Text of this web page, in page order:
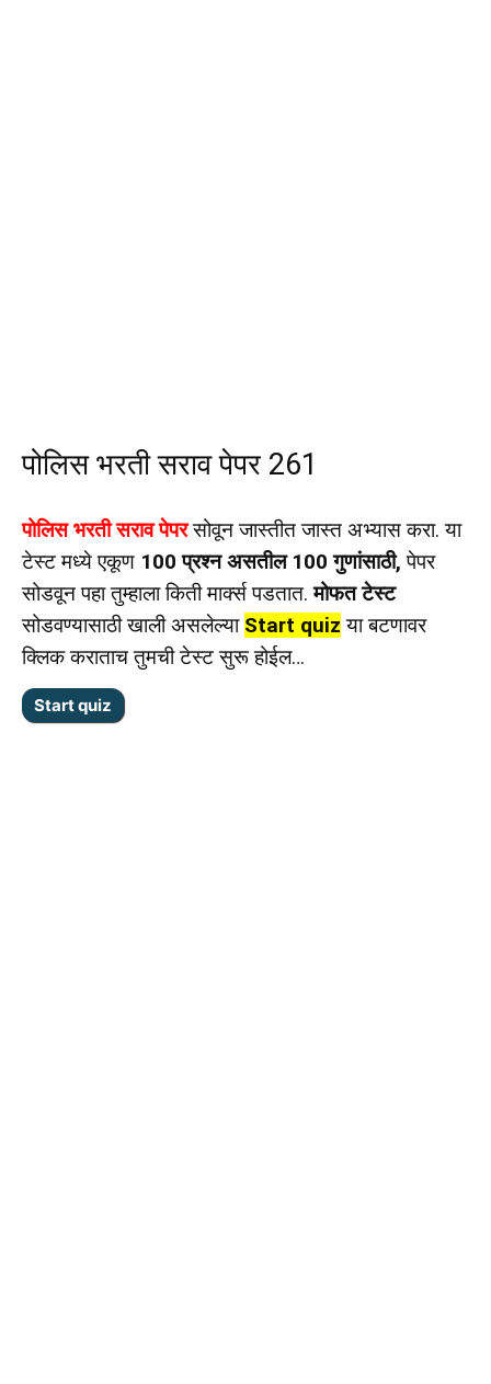
पोलिस भरती सराव पेपर 261
पोलिस भरती सराव पेपरसोवून जास्तीत जास्त अभ्यास करा. या
टेस्ट मध्ये एकूण 100 प्रश्न असतील 100 गुणांसाठी, पेपर
सोडवून पहा तुम्हाला किती मार्क्स पडतात.मोफत टेस्ट
सोडवण्यासाठी खाली असलेल्या Start quiz या बटणावर
क्लिक कराताच तुमची टेस्ट सुरू होईल…